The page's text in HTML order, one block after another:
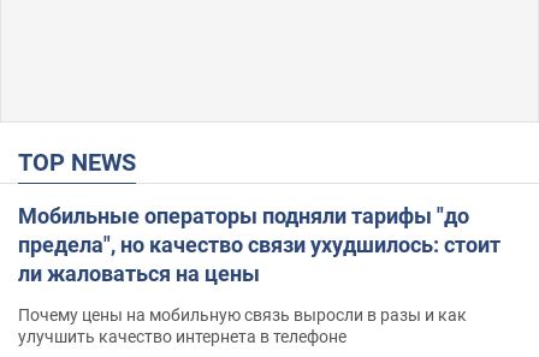
TOP NEWS
Мобильные операторы подняли тарифы "до
предела", но качество связи ухудшилось: стоит
ли жаловаться на цены
Почему цены на мобильную связь выросли в разы и как
улучшить качество интернета в телефоне